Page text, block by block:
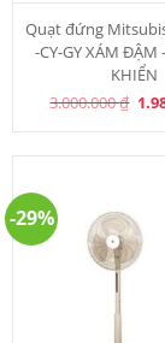
Quạt đứng
-CY-GY XÁM ĐẬM
KHIỂN
3.000.000₫
-29%